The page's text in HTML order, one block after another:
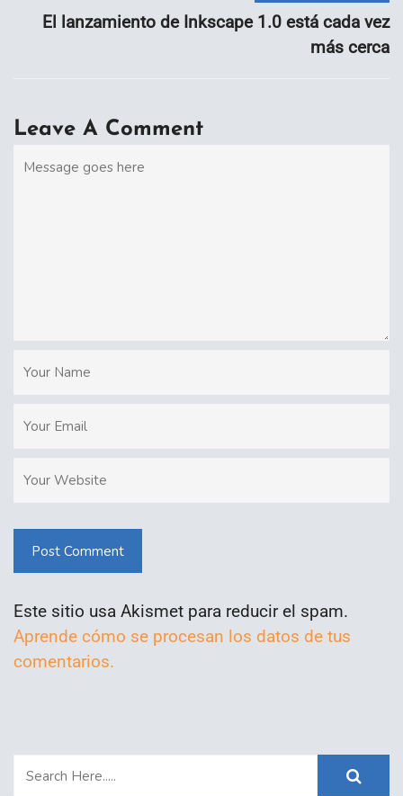
El lanzamiento de Inkscape 1.0 está cada vez
más cerca
Leave A Comment
Post Comment
Este sitio usa Akismet para reducir el spam.
Aprende cómo se procesan los datos de tus
comentarios.